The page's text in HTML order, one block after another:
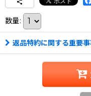
数量:
返品特約に関する重要